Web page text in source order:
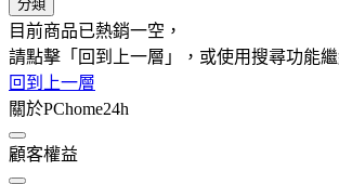
分類
目前商品已熱銷一空，
請點擊「回到上一層」，或使用搜尋功能
回到上一層
關於PChome24h
顧客權益